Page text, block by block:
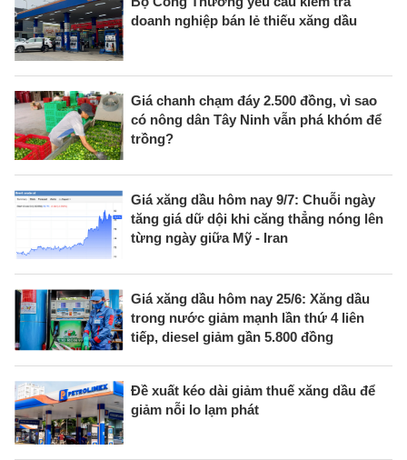
doanh nghiệp bán lẻ thiếu xăng dầu
Giá chanh chạm đáy 2.500 đồng, vì sao
có nông dân Tây Ninh vẫn phá khóm để
trồng?
Giá xăng dầu hôm nay 9/7: Chuỗi ngày
tăng giá dữ dội khi căng thẳng nóng lên
từng ngày giữa Mỹ - Iran
Giá xăng dầu hôm nay 25/6: Xăng dầu
trong nước giảm mạnh lần thứ 4 liên
tiếp, diesel giảm gần 5.800 đồng
Đề xuất kéo dài giảm thuế xăng dầu để
giảm nỗi lo lạm phát